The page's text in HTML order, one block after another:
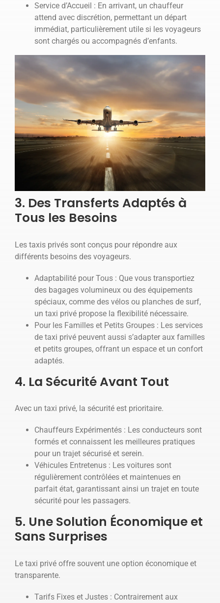
Service d’Accueil : En arrivant, un chauffeur
attend avec discrétion, permettant un départ
immédiat, particulièrement utile si les voyageurs
sont chargés ou accompagnés d’enfants.
3. Des Transferts Adaptés à
Tous les Besoins
Les taxis privés sont conçus pour répondre aux
différents besoins des voyageurs.
Adaptabilité pour Tous : Que vous transportiez
des bagages volumineux ou des équipements
spéciaux, comme des vélos ou planches de surf,
un taxi privé propose la flexibilité nécessaire.
Pour les Familles et Petits Groupes : Les services
de taxi privé peuvent aussi s’adapter aux familles
et petits groupes, offrant un espace et un confort
adaptés.
4. La Sécurité Avant Tout
Avec un taxi privé, la sécurité est prioritaire.
Chauffeurs Expérimentés : Les conducteurs sont
formés et connaissent les meilleures pratiques
pour un trajet sécurisé et serein.
Véhicules Entretenus : Les voitures sont
régulièrement contrôlées et maintenues en
parfait état, garantissant ainsi un trajet en toute
sécurité pour les passagers.
5. Une Solution Économique et
Sans Surprises
Le taxi privé offre souvent une option économique et
transparente.
Tarifs Fixes et Justes : Contrairement aux